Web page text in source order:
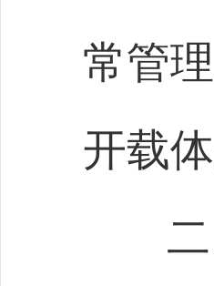
常管
开载